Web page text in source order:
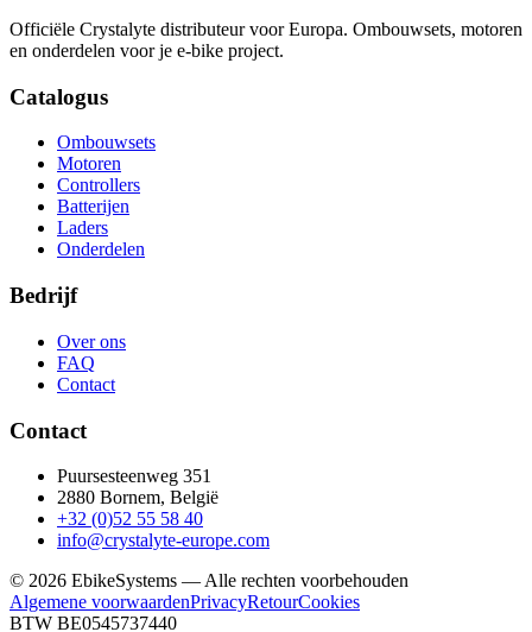
Officiële Crystalyte distributeur voor Europa. Ombouwsets, motoren
en onderdelen voor je e-bike project.
Catalogus
Ombouwsets
Motoren
Controllers
Batterijen
Laders
Onderdelen
Bedrijf
Over ons
FAQ
Contact
Contact
Puursesteenweg 351
2880 Bornem, België
+32 (0)52 55 58 40
info@crystalyte-europe.com
© 2026 EbikeSystems — Alle rechten voorbehouden
Algemene voorwaardenPrivacyRetourCookies
BTW BE0545737440